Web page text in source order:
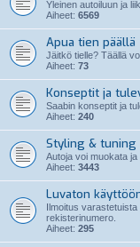
Yleinen autoiluun ja
Aiheet: 6569
Apua tien päällä
Jäitkö tielle? Täällä
Aiheet: 73
Konseptit ja
Saabin konseptit ja
Aiheet: 240
Styling & tuning
Autoja voi muokata ja
Aiheet: 3443
Luvaton
Ilmoitus
rekisterinumero.
Aiheet: 295